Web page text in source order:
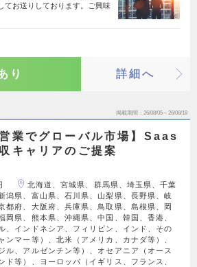
てお送りしております。ご興味
り 詳細へ
掲載期間 26/08/05～26/08/18
業でグローバル市場】Saas
キャリアのご提案
北海道、宮城県、群馬県、埼玉県、千葉
潟県、富山県、石川県、山梨県、長野県、岐
都府、大阪府、兵庫県、鳥取県、島根県、岡
岡県、熊本県、沖縄県、中国、韓国、香港、
、インドネシア、フィリピン、インド、その
ンマー等）、北米（アメリカ、カナダ等）、
ル、アルゼンチン等）、オセアニア（オース
ド等）、ヨーロッパ（イギリス、フランス、